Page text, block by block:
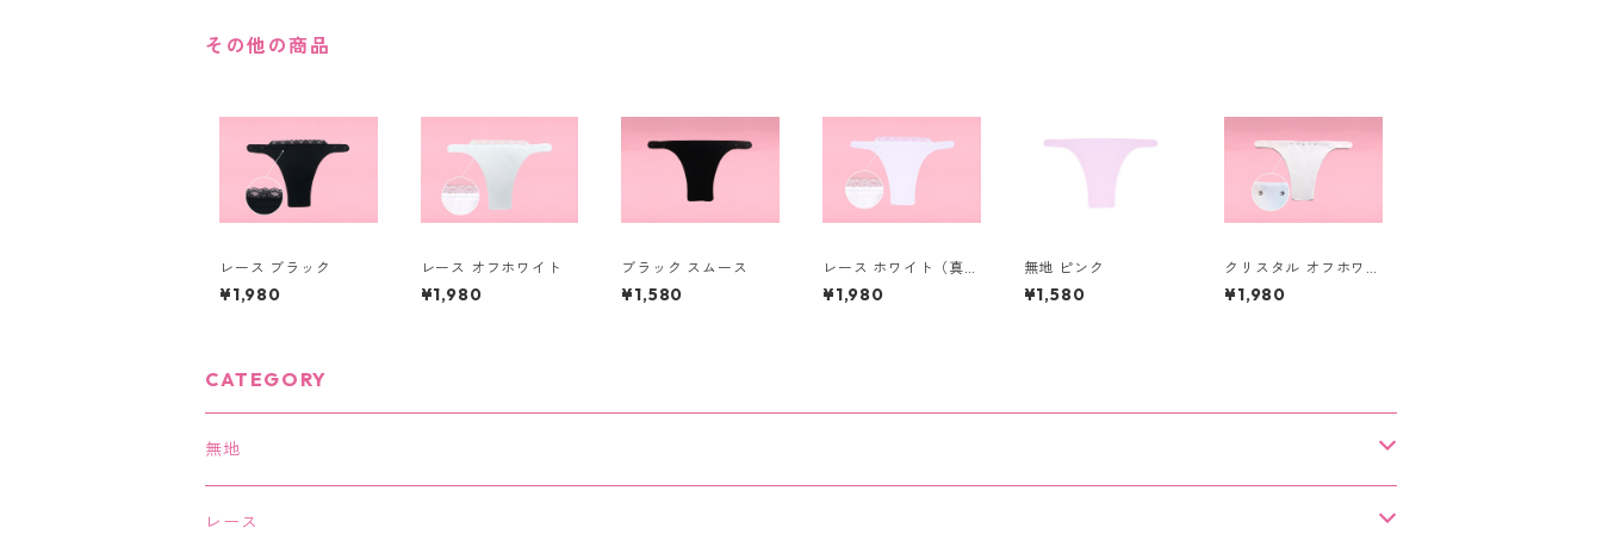
その他の商品
レース ブラック
¥1,980
レース オフホワイト
¥1,980
ブラック スムース
¥1,580
レース ホワイト（真っ
白）
¥1,980
無地 ピンク
¥1,580
クリスタル オフホワイ
ト
¥1,980
CATEGORY
無地
ホワイト
レース